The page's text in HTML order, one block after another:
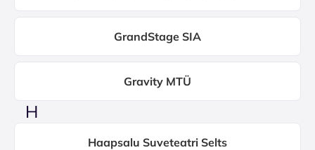
GrandStage SIA
Gravity MTÜ
H
Haapsalu Suveteatri Selts